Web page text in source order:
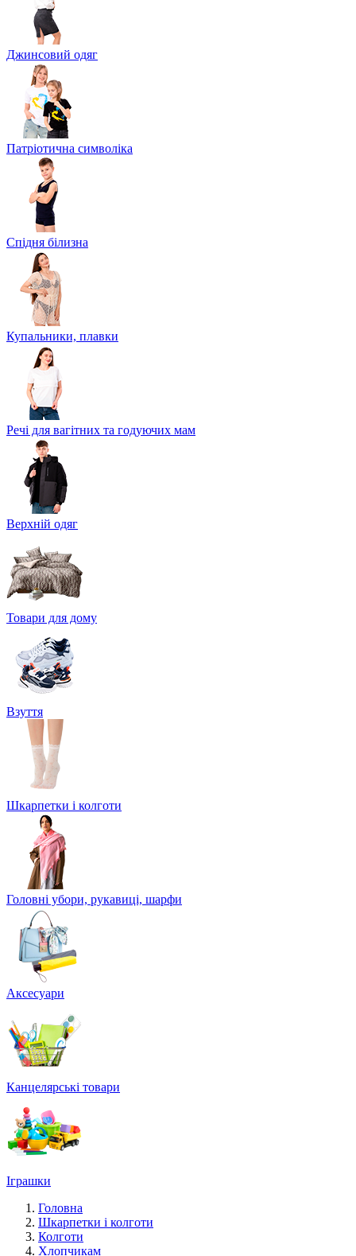
Джинсовий одяг
Патріотична символіка
Спідня білизна
Купальники, плавки
Речі для вагітних та годуючих мам
Верхній одяг
Товари для дому
Взуття
Шкарпетки і колготи
Головні убори, рукавиці, шарфи
Аксесуари
Канцелярські товари
Іграшки
Головна
Шкарпетки і колготи
Колготи
Хлопчикам